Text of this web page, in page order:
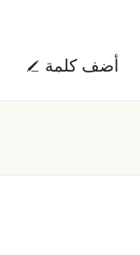
أضف كلمة